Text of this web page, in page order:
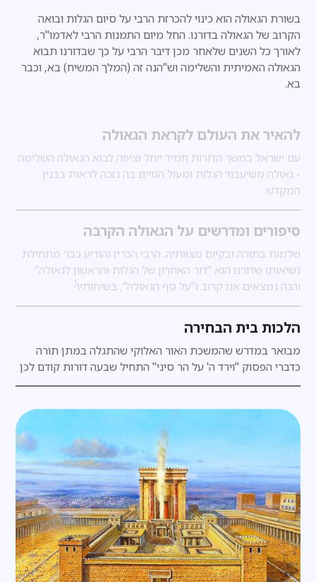
בשורת הגאולה הוא כינוי להכרזת הרבי על סיום הגלות ובואה
הקרוב של הגאולה בדורנו. החל מיום התמנות הרבי לאדמו"ר,
לאורך כל השנים שלאחר מכן דיבר הרבי על כך שבדורנו תבוא
הגאולה האמיתית והשלימה וש"הנה זה (המלך המשיח) בא, וכבר
בא.
להאיר את העולם לקראת הגאולה
עם ישראל במשך הדורות תמיד ייחל וציפה לבוא הגאולה השלימה
- גאולה משיעבוד הגלות ומעול הגויים בה נזכה לראות בבנין
המקדש
סיפורים ומדרשים על הגאולה הקרבה
שלמות בתורה ובקיום מצוותיה. הרבי הכריז והודיע כבר מתחילת
נשיאותו שדורנו הוא "דור האחרון של הגלות והראשון לגאולה"
והנה נמצאים אנו קרוב ו"על סף הגאולה", בשיחותיו[
הלכות בית הבחירה
מבואר במדרש שהמשכת האור האלוקי שהתגלה במתן תורה
כדברי הפסוק "וירד ה' על הר סיני" התחיל שבעה דורות קודם לכן